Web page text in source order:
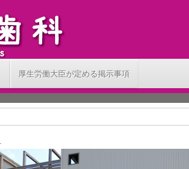
厚生労働大臣が定める掲示事項